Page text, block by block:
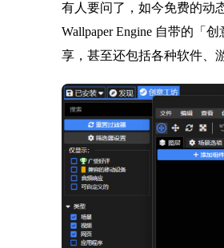
有人要问了，如今免费的动
Wallpaper Engine 自带的「
享，甚至还包括各种软件、